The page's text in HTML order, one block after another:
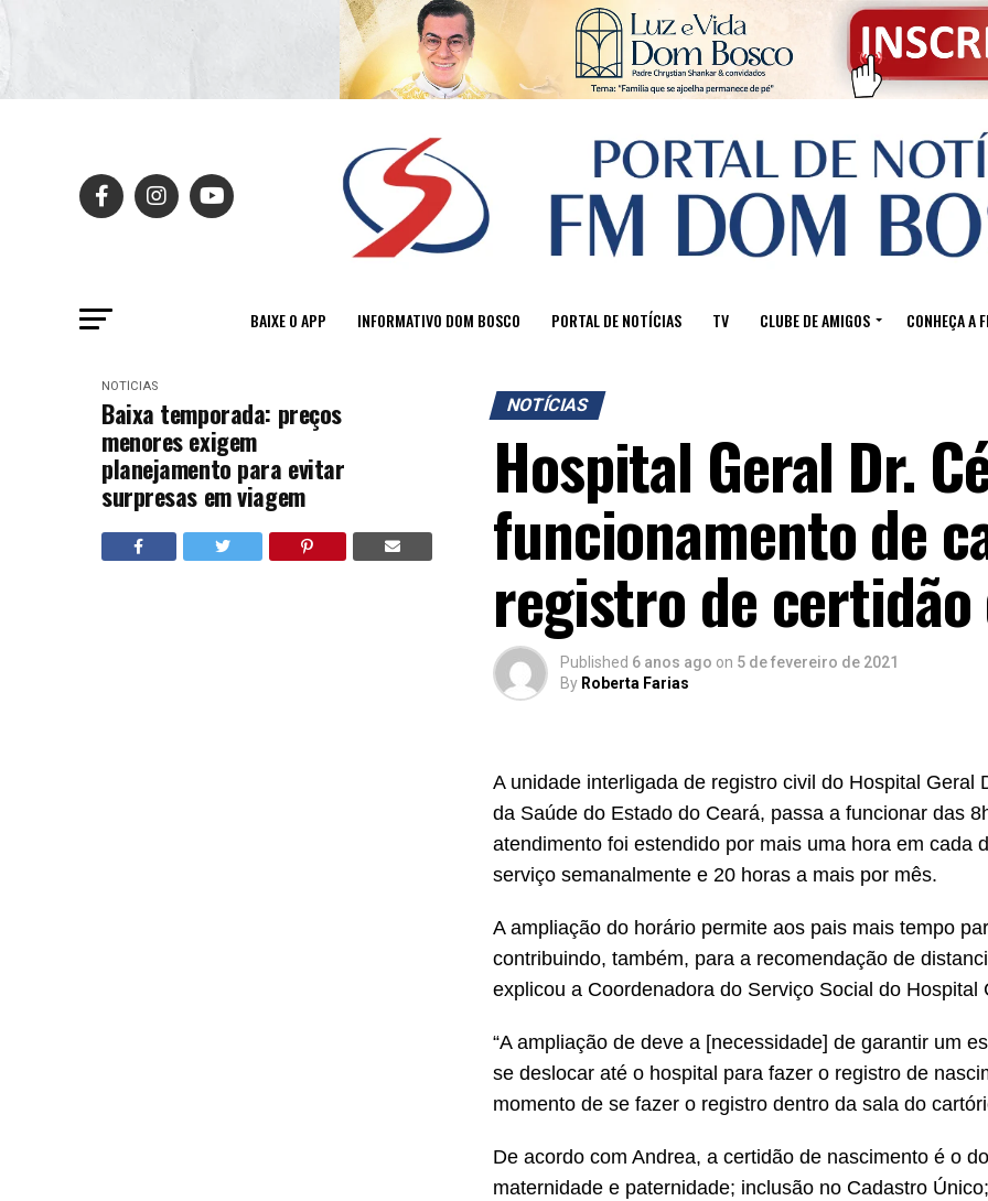
BAIXE O APP INFORMATIVO DOM BOSCO PORTAL DE NOTÍCIAS TV CLUBE DE AMIGOS CONHEÇA A
NOTÍCIAS
Baixa temporada: preços
menores exigem
planejamento para evitar
surpresas em viagem
NOTÍCIAS
Hospital Geral Dr.
funcionamento de
registro de
Published 6 anos ago on 5 de fevereiro de 2021
By Roberta Farias
A unidade interligada de registro civil do Hospital
da Saúde do Estado do Ceará, passa a funcionar das
atendimento foi estendido por mais uma hora em cada
serviço semanalmente e 20 horas a mais por mês.
A ampliação do horário permite aos pais mais tempo
contribuindo, também, para a recomendação de
explicou a Coordenadora do Serviço Social do Hospital
“A ampliação de deve a [necessidade] de garantir um
se deslocar até o hospital para fazer o registro de
momento de se fazer o registro dentro da sala do
De acordo com Andrea, a certidão de nascimento é o
maternidade e paternidade; inclusão no Cadastro